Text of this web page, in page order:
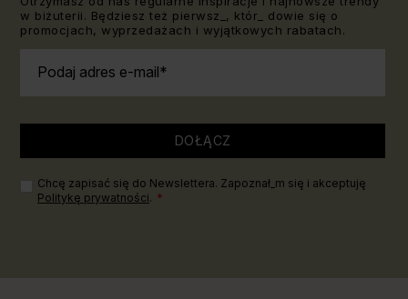
w biżuterii. Będziesz też pierwsz_, któr_ dowie się o
promocjach, wyprzedażach i wyjątkowych rabatach.
Podaj adres e-mail
DOŁĄCZ
Chcę zapisać się do Newslettera. Zapoznał_m się i akceptuję
Politykę prywatności.